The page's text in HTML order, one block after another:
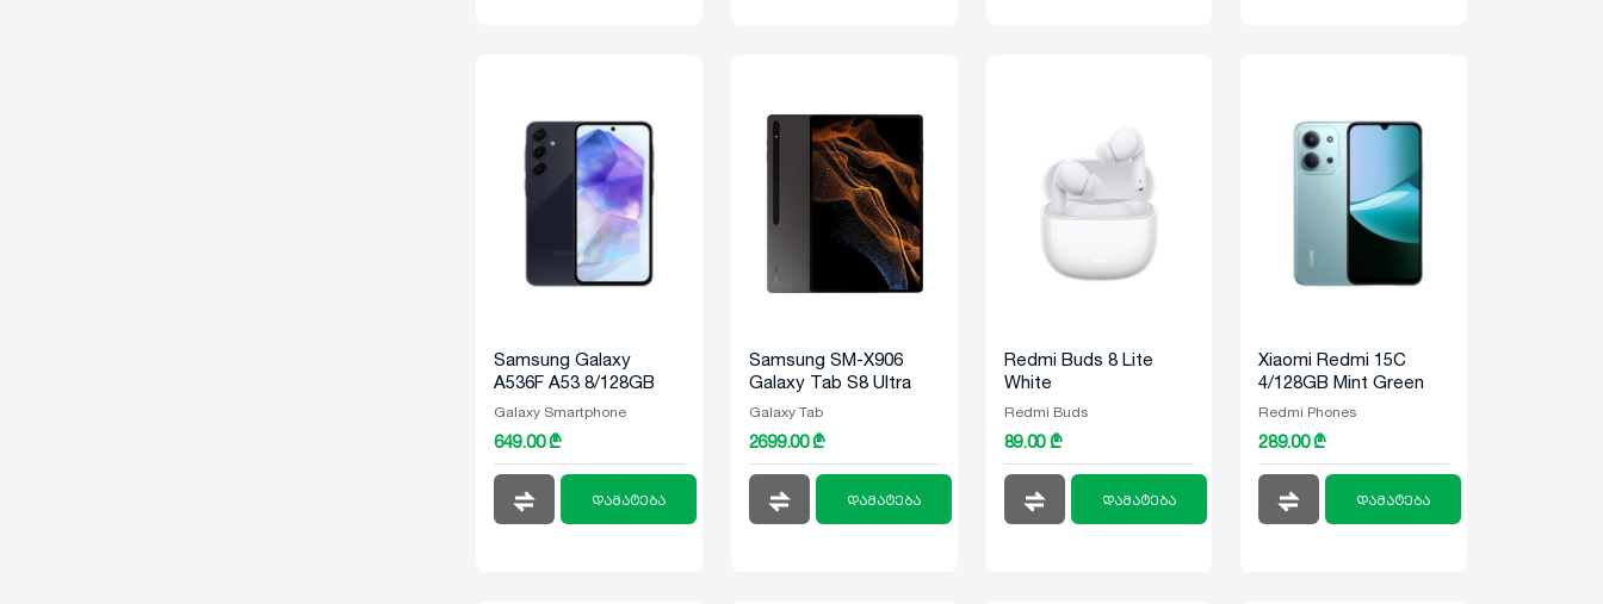
Samsung Galaxy
A536F A53 8/128GB
Galaxy Smartphone
649.00 ₾
დამატება
Samsung SM-X906
Galaxy Tab S8 Ultra
128GB 5G Graphite
Galaxy Tab
2699.00 ₾
დამატება
Redmi Buds 8 Lite
White
Redmi Buds
89.00 ₾
დამატება
Xiaomi Redmi 15C
4/128GB Mint Green
Redmi Phones
289.00 ₾
დამატება